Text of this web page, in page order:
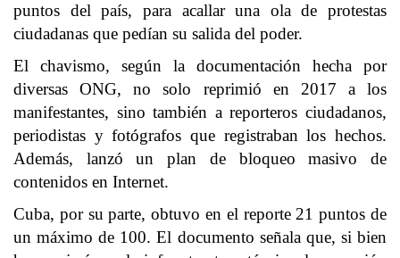
puntos del país, para acallar una ola de protestas
ciudadanas que pedían su salida del poder.
El chavismo, según la documentación hecha por
diversas ONG, no solo reprimió en 2017 a los
manifestantes, sino también a reporteros ciudadanos,
periodistas y fotógrafos que registraban los hechos.
Además, lanzó un plan de bloqueo masivo de
contenidos en Internet.
Cuba, por su parte, obtuvo en el reporte 21 puntos de
un máximo de 100. El documento señala que, si bien